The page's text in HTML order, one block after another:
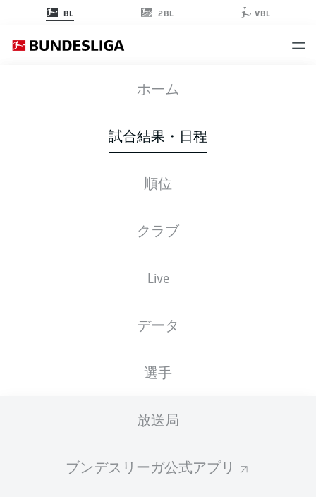
BL 2BL VBL
ホーム
試合結果・日程
順位
クラブ
Live
データ
選手
放送局
ブンデスリーガ公式アプリ
BVB BMG
スターティングメンバー